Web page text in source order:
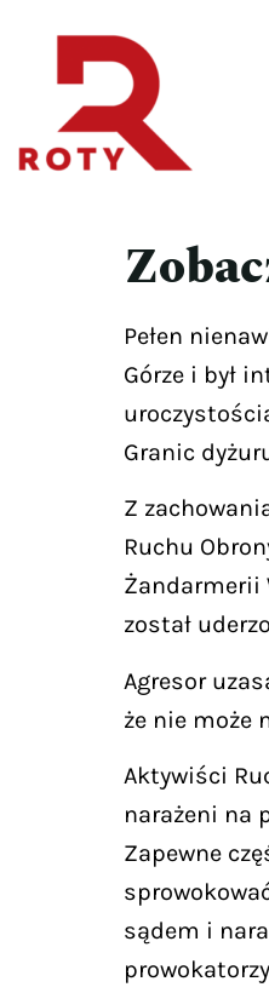
Pełen
Górze i był
Granic
Z
Ruchu
Żandarmerii
został
Agresor
że nie może
Aktywiści
narażeni na
Zapewne
sądem i